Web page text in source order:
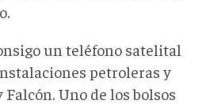
un teléfono satelital
petroleras y
Uno de los bolsos